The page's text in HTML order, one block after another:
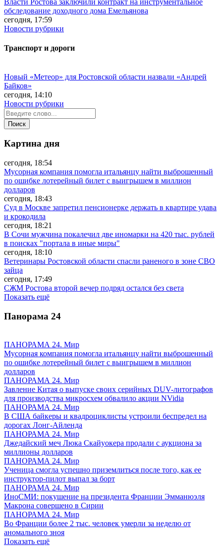
Власти Ростова заключили контракт на инструментальное
обследование доходного дома Емельянова
сегодня, 17:59
Новости рубрики
Транспорт и дороги
Новый «Метеор» для Ростовской области назвали «Андрей
Байков»
сегодня, 14:10
Новости рубрики
Картина дня
сегодня, 18:54
Мусорная компания помогла итальянцу найти выброшенный
по ошибке лотерейный билет с выигрышем в миллион
долларов
сегодня, 18:43
Суд в Москве запретил пенсионерке держать в квартире удава
и крокодила
сегодня, 18:21
В Сочи мужчина покалечил две иномарки на 420 тыс. рублей
в поисках "портала в иные миры"
сегодня, 18:10
Ветеринары Ростовской области спасли раненого в зоне СВО
зайца
сегодня, 17:49
СЖМ Ростова второй вечер подряд остался без света
Показать ещё
Панорама 24
ПАНОРАМА 24. Мир
Мусорная компания помогла итальянцу найти выброшенный
по ошибке лотерейный билет с выигрышем в миллион
долларов
ПАНОРАМА 24. Мир
Завление Китая о выпуске своих серийных DUV-литографов
для производства микросхем обвалило акции NVidia
ПАНОРАМА 24. Мир
В США байкеры и квадроциклисты устроили беспредел на
дорогах Лонг-Айленда
ПАНОРАМА 24. Мир
Джедайский меч Люка Скайуокера продали с аукциона за
миллионы долларов
ПАНОРАМА 24. Мир
Ученица смогла успешно приземлиться после того, как ее
инструктор-пилот выпал за борт
ПАНОРАМА 24. Мир
ИноСМИ: покушение на президента Франции Эмманюэля
Макрона совершено в Сирии
ПАНОРАМА 24. Мир
Во Франции более 2 тыс. человек умерли за неделю от
аномального зноя
Показать ещё